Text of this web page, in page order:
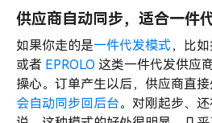
供应商自动同步，适合一件
如果你走的是一件代发模式 ，比
或者 EPROLO 这类一件代发供应
操心。订单产生以后，供应商直接
会自动同步回后台。对刚起步、